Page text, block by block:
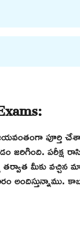
పూర్తి
జరిగింది. పరీక్ష
మీకు వచ్చిన